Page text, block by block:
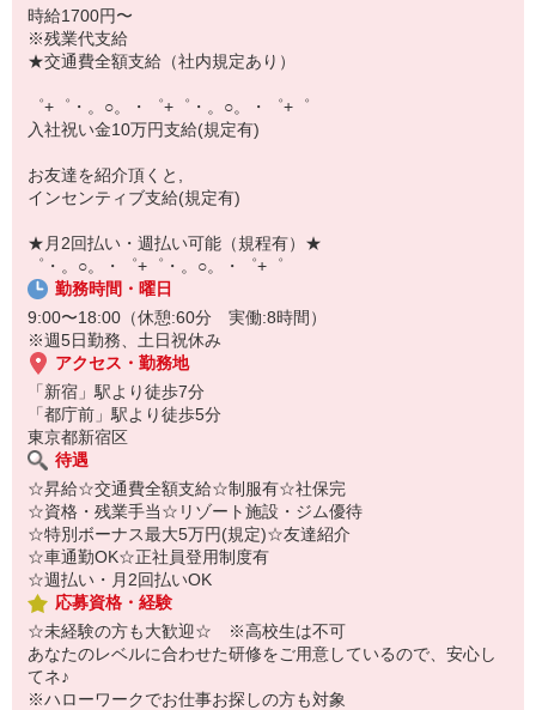
法人営業・アパレル販売・個別指導塾・人材紹介
▼人気案件も多数♪
短期・期間限定・オープニング・官公庁案件
上場/優良/大手企業など
【スマホ面接実施中】
￣￣￣￣￣￣￣￣￣
自宅に居ながらスマホでカンタン面接OK！
オンライン面談なのでスピード対応。
即日登録もOK♪
気になった方はお気軽にご相談ください！
時給1700円〜
※残業代支給
★交通費全額支給（社内規定あり）
゜+゜・。○。・゜+゜・。○。・゜+゜
入社祝い金10万円支給(規定有)
お友達を紹介頂くと,
インセンティブ支給(規定有)
★月2回払い・週払い可能（規程有）★
゜・。○。・゜+゜・。○。・゜+゜
勤務時間・曜日
9:00〜18:00（休憩:60分 実働:8時間）
※週5日勤務、土日祝休み
アクセス・勤務地
「新宿」駅より徒歩7分
「都庁前」駅より徒歩5分
東京都新宿区
待遇
☆昇給☆交通費全額支給☆制服有☆社保完
☆資格・残業手当☆リゾート施設・ジム優待
☆特別ボーナス最大5万円(規定)☆友達紹介
☆車通勤OK☆正社員登用制度有
☆週払い・月2回払いOK
応募資格・経験
☆未経験の方も大歓迎☆ ※高校生は不可
あなたのレベルに合わせた研修をご用意しているので、安心し
てネ♪
※ハローワークでお仕事お探しの方も対象